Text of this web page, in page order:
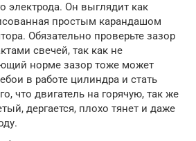
электрода. Он выглядит как
простым карандашом
Обязательно проверьте зазор
свечей, так как не
норме зазор тоже может
в работе цилиндра и стать
что двигатель на горячую, так же
дергается, плохо тянет и даже